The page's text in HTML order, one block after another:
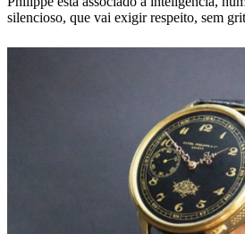
silencioso, que vai exigir respeito, sem